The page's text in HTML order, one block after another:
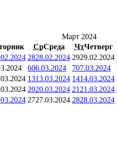
Март 2024
СрСреда ЧтЧетверг
2828.02.2024 2929.02.2024
606.03.2024 707.03.2024
1313.03.2024 1414.03.2024
2020.03.2024 21 21.03.2024
2727.03.2024 2828.03.2024